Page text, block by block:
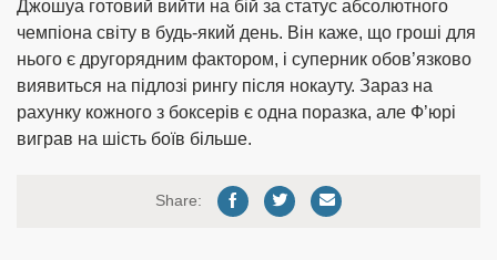
Джошуа готовий вийти на бій за статус абсолютного
чемпіона світу в будь-який день. Він каже, що гроші для
нього є другорядним фактором, і суперник обов’язково
виявиться на підлозі рингу після нокауту. Зараз на
рахунку кожного з боксерів є одна поразка, але Ф’юрі
виграв на шість боїв більше.
Share: